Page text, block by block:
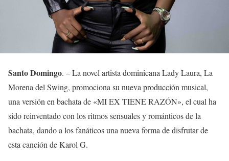
Santo Domingo. – La novel artista dominicana Lady Laura, La
Morena del Swing, promociona su nueva producción musical,
una versión en bachata de «MI EX TIENE RAZÓN», el cual ha
sido reinventado con los ritmos sensuales y románticos de la
bachata, dando a los fanáticos una nueva forma de disfrutar de
esta canción de Karol G.